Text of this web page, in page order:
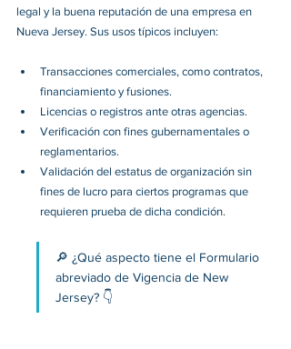
legal y la buena reputación de una empresa en
Nueva Jersey. Sus usos típicos incluyen:
Transacciones comerciales, como contratos,
financiamiento y fusiones.
Licencias o registros ante otras agencias.
Verificación con fines gubernamentales o
reglamentarios.
Validación del estatus de organización sin
fines de lucro para ciertos programas que
requieren prueba de dicha condición.
🔎 ¿Qué aspecto tiene el Formulario
abreviado de Vigencia de New
Jersey? 👇